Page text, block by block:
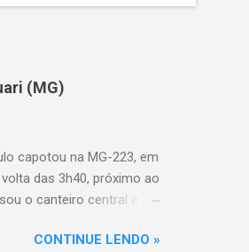
(MG)
capotou na MG-223, em
das 3h40, próximo ao
o canteiro central e
as causas do acidente.
CONTINUE LENDO »